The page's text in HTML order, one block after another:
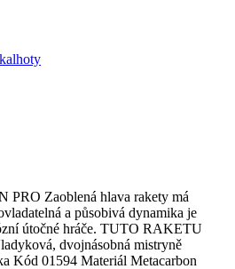
PRO Zaoblená hlava rakety má
a působivá dynamika je
útočné hráče. TUTO RAKETU
dvojnásobná mistryně
Kód 01594 Materiál Metacarbon